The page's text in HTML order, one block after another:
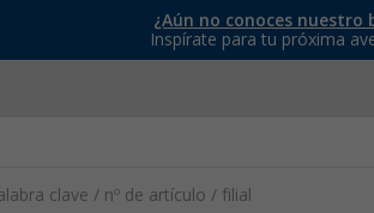
¿Aún no conoces nuestro
Inspírate para tu próxima